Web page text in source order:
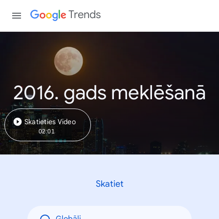
Trends
2016. gads meklēšanā
Skatieties Video
02:01
Skatiet